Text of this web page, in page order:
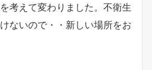
考えて変わりました。不衛生
ないので・・新しい場所をお